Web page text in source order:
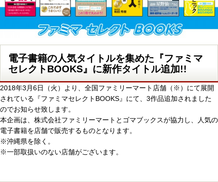
電子書籍の人気タイトルを集めた『ファミマ
セレクトBOOKS』に新作タイトル追加!!
2018年3月6日（火）より、全国ファミリーマート店舗（※）にて展開
されている『ファミマセレクトBOOKS』にて、3作品追加されました
のでお知らせ致します。
本企画は、株式会社ファミリーマートとゴマブックスが協力し、人気の
電子書籍を店舗で販売するものとなります。
※沖縄県を除く。
※一部取扱いのない店舗がございます。